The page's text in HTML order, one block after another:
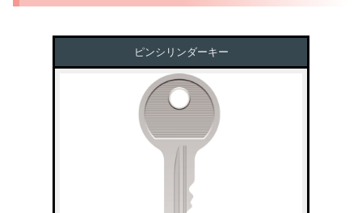
ピンシリンダーキー